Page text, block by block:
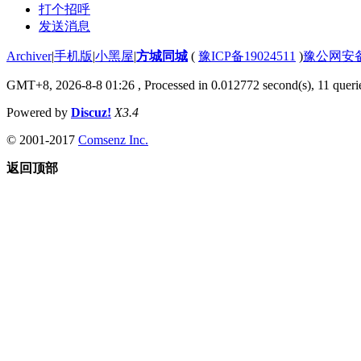
打个招呼
发送消息
Archiver|手机版|小黑屋|方城同城 ( 豫ICP备19024511 )豫公网安
GMT+8, 2026-8-8 01:26 , Processed in 0.012772 second(s), 11
Powered by Discuz! X3.4
© 2001-2017 Comsenz Inc.
返回顶部